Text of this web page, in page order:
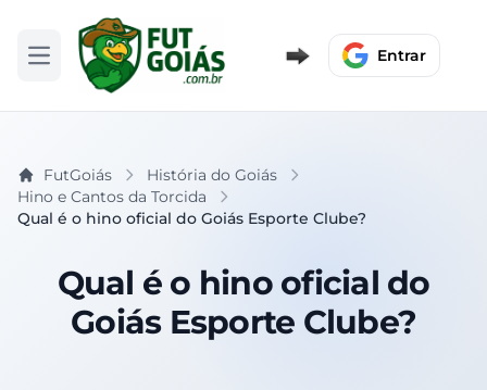
Abrir menu Entrar
FutGoiás
História do Goiás
Hino e Cantos da Torcida
Qual é o hino oficial do Goiás Esporte Clube?
Qual é o hino oficial do
Goiás Esporte Clube?